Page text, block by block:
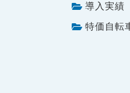
導入実績
特価自転